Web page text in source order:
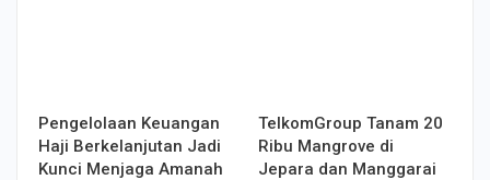
Pengelolaan Keuangan
Haji Berkelanjutan Jadi
Kunci Menjaga Amanah
TelkomGroup Tanam 20
Ribu Mangrove di
Jepara dan Manggarai